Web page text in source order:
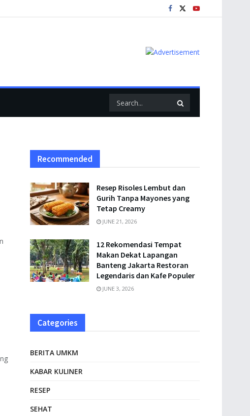
Recommended
Resep Risoles Lembut dan
Gurih Tanpa Mayones yang
Tetap Creamy
JUNE 21, 2026
12 Rekomendasi Tempat
Makan Dekat Lapangan
Banteng Jakarta Restoran
Legendaris dan Kafe Populer
JUNE 3, 2026
Categories
BERITA UMKM
KABAR KULINER
RESEP
SEHAT